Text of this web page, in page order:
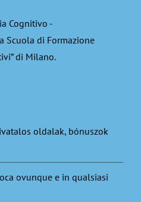
Cognitivo -
Scuola di Formazione
di Milano.
oldalak, bónuszok
ovunque e in qualsiasi